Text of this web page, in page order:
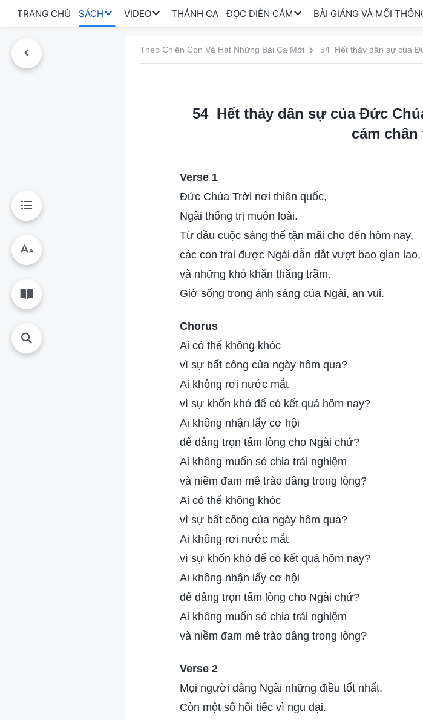
TRANG CHỦ SÁCH VIDEO THÁNH CA ĐỌC DIỄN CẢM BÀI GIẢNG VÀ MỐI
Theo Chiên Con Và Hát Những Bài Ca Mới 54 Hết thảy dân sự của
54 Hết thảy dân sự của Đức
cảm chân
Verse 1
Đức Chúa Trời nơi thiên quốc,
Ngài thống trị muôn loài.
Từ đầu cuộc sáng thế tận mãi cho đến hôm nay,
các con trai được Ngài dẫn dắt vượt bao gian lao,
và những khó khăn thăng trầm.
Giờ sống trong ánh sáng của Ngài, an vui.
Chorus
Ai có thể không khóc
vì sự bất công của ngày hôm qua?
Ai không rơi nước mắt
vì sự khốn khó để có kết quả hôm nay?
Ai không nhận lấy cơ hội
để dâng trọn tấm lòng cho Ngài chứ?
Ai không muốn sẻ chia trải nghiệm
và niềm đam mê trào dâng trong lòng?
Ai có thể không khóc
vì sự bất công của ngày hôm qua?
Ai không rơi nước mắt
vì sự khốn khó để có kết quả hôm nay?
Ai không nhận lấy cơ hội
để dâng trọn tấm lòng cho Ngài chứ?
Ai không muốn sẻ chia trải nghiệm
và niềm đam mê trào dâng trong lòng?
Verse 2
Mọi người dâng Ngài những điều tốt nhất.
Còn một số hối tiếc vì ngu dại.